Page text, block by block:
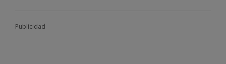
Publicidad